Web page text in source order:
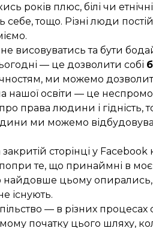
років плюс, білі чи
себе, тощо. Різні люди
висовуватись та бути
— це дозволити собі
ми можемо
нашої освіти — це
права людини і гідність,
ми можемо
сторінці у
те, що принаймні в
найдовше цьому
існують.
— в різних
початку цього шляху,